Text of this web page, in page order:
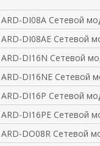
ARD-DI08A Сетевой
ARD-DI08AE Сетевой
ARD-DI16N Сетевой
ARD-DI16NE Сетевой
ARD-DI16P Сетевой
ARD-DI16PE Сетевой
ARD-DO08R Сетевой